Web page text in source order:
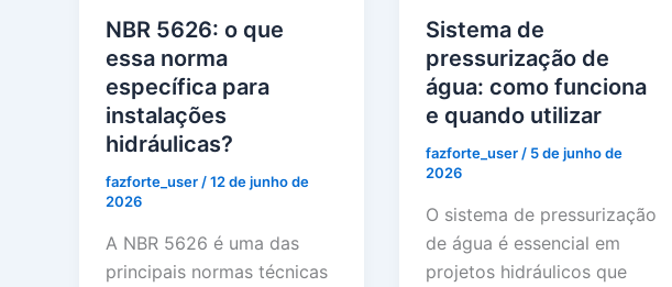
NBR 5626: o que
essa norma
específica para
instalações
hidráulicas?
fazforte_user/12 de junho de
2026
A NBR 5626 é uma das
principais normas técnicas
Sistema de
pressurização de
água: como funciona
e quando utilizar
fazforte_user/ 5 de junho de
2026
O sistema de pressurização
de água é essencial em
projetos hidráulicos que